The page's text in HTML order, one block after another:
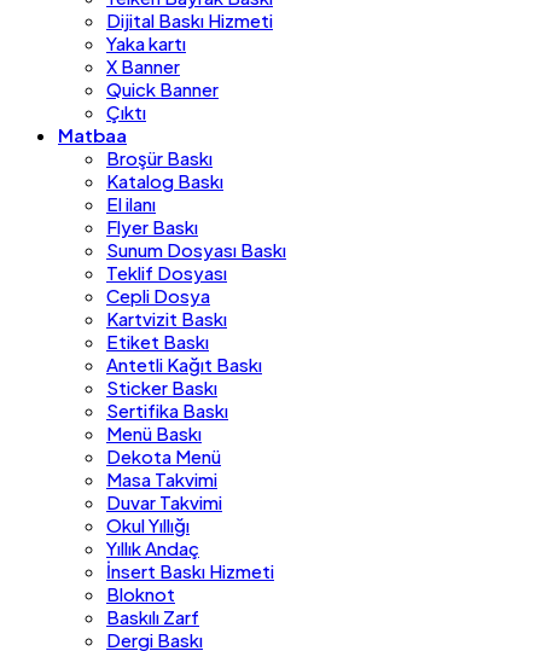
Dijital Baskı Hizmeti
Yaka kartı
X Banner
Quick Banner
Çıktı
Matbaa
Broşür Baskı
Katalog Baskı
El ilanı
Flyer Baskı
Sunum Dosyası Baskı
Teklif Dosyası
Cepli Dosya
Kartvizit Baskı
Etiket Baskı
Antetli Kağıt Baskı
Sticker Baskı
Sertifika Baskı
Menü Baskı
Dekota Menü
Masa Takvimi
Duvar Takvimi
Okul Yıllığı
Yıllık Andaç
İnsert Baskı Hizmeti
Bloknot
Baskılı Zarf
Dergi Baskı